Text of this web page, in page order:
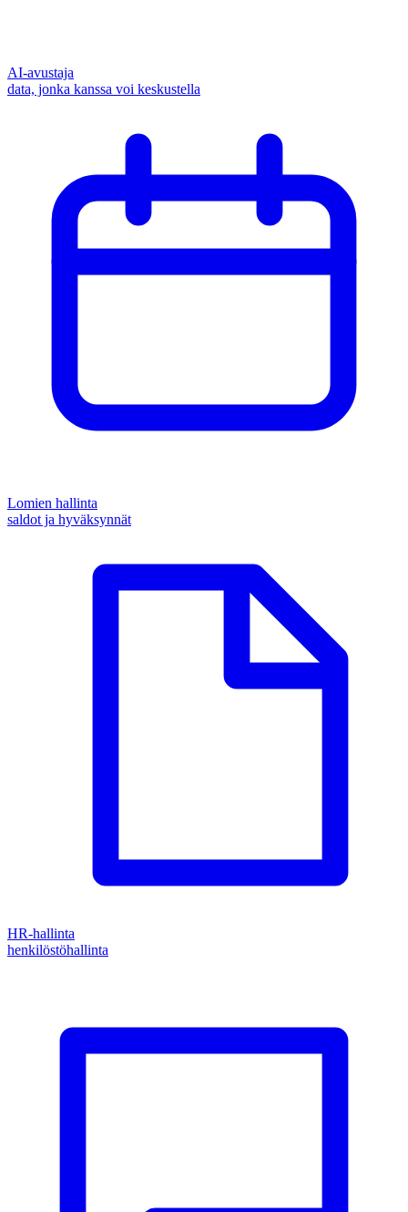
AI-avustaja
data, jonka kanssa voi keskustella
Lomien hallinta
saldot ja hyväksynnät
HR-hallinta
henkilöstöhallinta